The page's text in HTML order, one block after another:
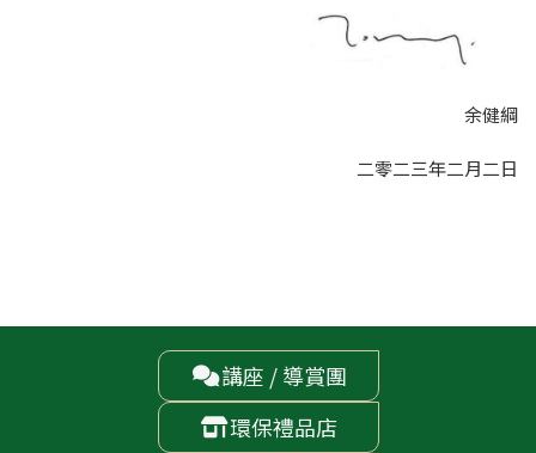
余健綱
二零二三年二月二日
講座 / 導賞團
環保禮品店